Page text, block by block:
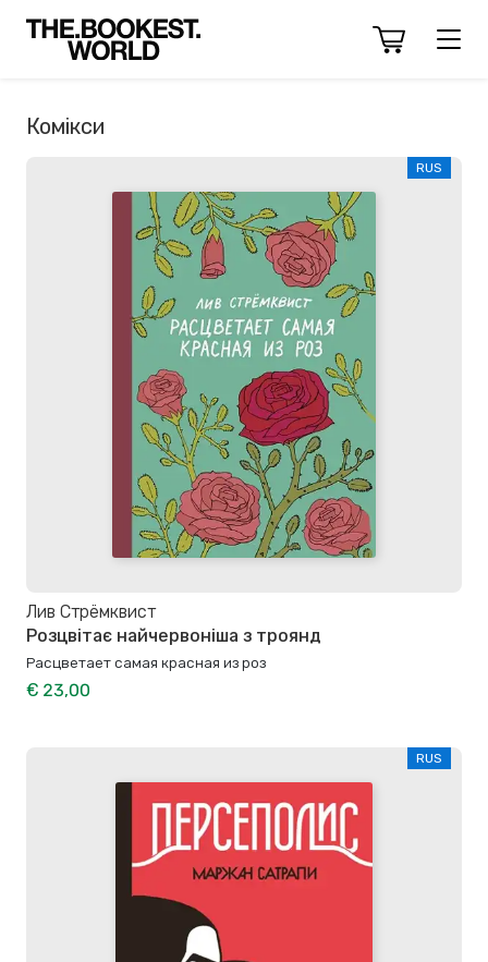
Комікси
RUS
Лив Стрёмквист
Розцвітає найчервоніша з троянд
Расцветает самая красная из роз
€ 23,00
RUS